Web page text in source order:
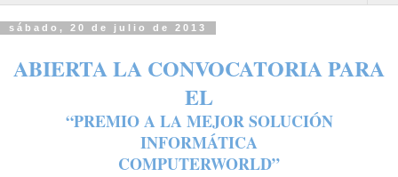
sábado, 20 de julio de 2013
ABIERTA LA CONVOCATORIA PARA
EL
“PREMIO A LA MEJOR SOLUCIÓN
INFORMÁTICA
COMPUTERWORLD”